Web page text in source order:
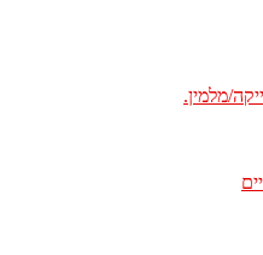
מלמין.